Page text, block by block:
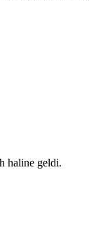
haline geldi.